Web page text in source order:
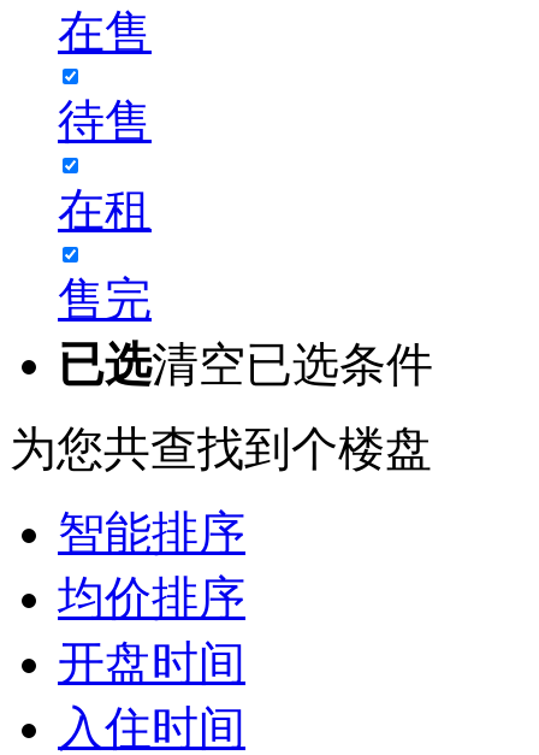
在售
待售
在租
售完
已选清空已选条件
为您共查找到 个楼盘
智能排序
均价排序
开盘时间
入住时间